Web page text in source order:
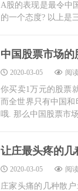
A股的表现是最令中
的一个态度? 以上是
中国股票市场的
2020-03-05 阅
你买卖1万元的股票
而全世界只有中国
哦. 那么中国股票市
让庄最头疼的
2020-03-05 阅
庄家头痛的几种散